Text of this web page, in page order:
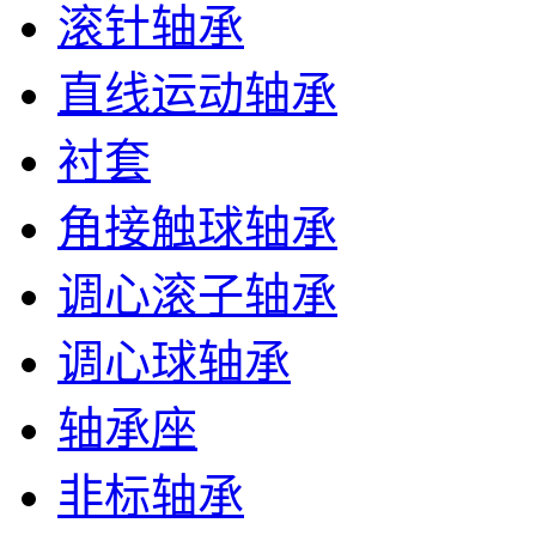
滚针轴承
直线运动轴承
衬套
角接触球轴承
调心滚子轴承
调心球轴承
轴承座
非标轴承